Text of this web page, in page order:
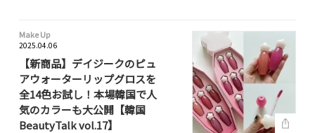
Make Up
2025.04.06
【新商品】デイジークのピュ
アウォーターリップグロスを
全14色お試し！本場韓国で人
気のカラーも大公開【韓国
BeautyTalk vol.17】